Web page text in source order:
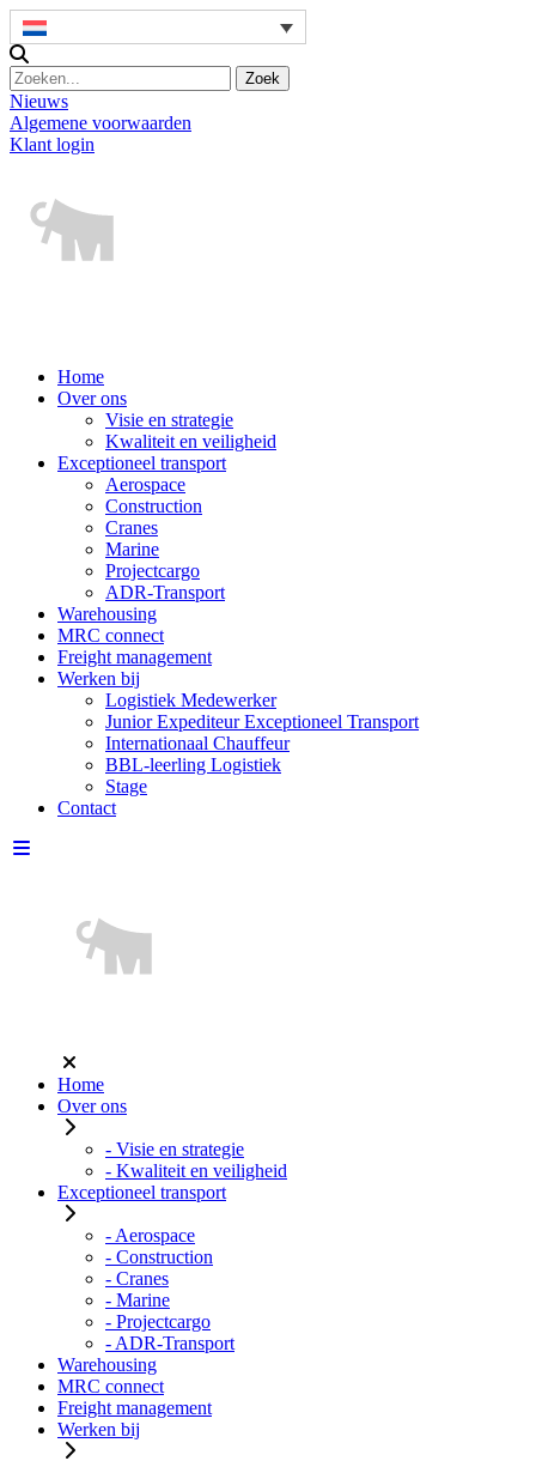
Nieuws
Algemene voorwaarden
Klant login
Home
Over ons
Visie en strategie
Kwaliteit en veiligheid
Exceptioneel transport
Aerospace
Construction
Cranes
Marine
Projectcargo
ADR-Transport
Warehousing
MRC connect
Freight management
Werken bij
Logistiek Medewerker
Junior Expediteur Exceptioneel Transport
Internationaal Chauffeur
BBL-leerling Logistiek
Stage
Contact
Home
Over ons
- Visie en strategie
- Kwaliteit en veiligheid
Exceptioneel transport
- Aerospace
- Construction
- Cranes
- Marine
- Projectcargo
- ADR-Transport
Warehousing
MRC connect
Freight management
Werken bij